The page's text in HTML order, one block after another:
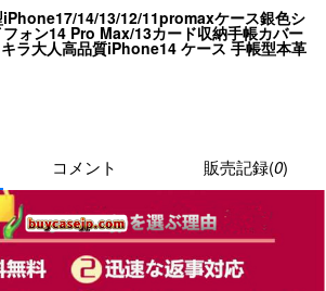
iPhone17/14/13/12/11promaxケース銀色シ
ォン14 Pro Max/13カード収納手帳カバー
ラ大人高品質iPhone14 ケース 手帳型本革
コメント 販売記録(0)